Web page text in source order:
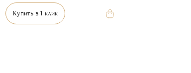
Купить в 1 клик